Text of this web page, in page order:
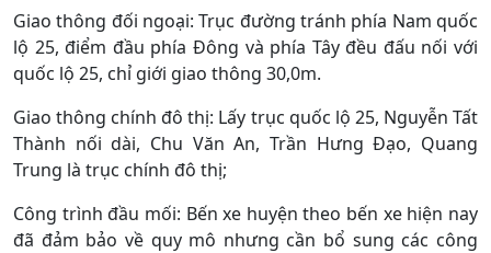
Giao thông đối ngoại: Trục đường tránh phía Nam quốc
lộ 25, điểm đầu phía Đông và phía Tây đều đấu nối với
quốc lộ 25, chỉ giới giao thông 30,0m.
Giao thông chính đô thị: Lấy trục quốc lộ 25, Nguyễn Tất
Thành nối dài, Chu Văn An, Trần Hưng Đạo, Quang
Trung là trục chính đô thị;
Công trình đầu mối: Bến xe huyện theo bến xe hiện nay
đã đảm bảo về quy mô nhưng cần bổ sung các công